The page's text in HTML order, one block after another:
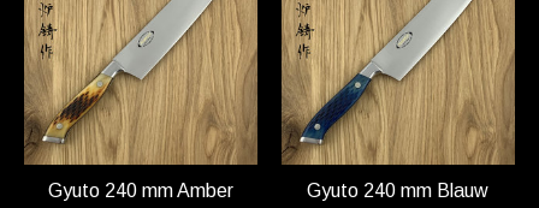
Gyuto 240 mm Amber
Gyuto 240 mm Blauw